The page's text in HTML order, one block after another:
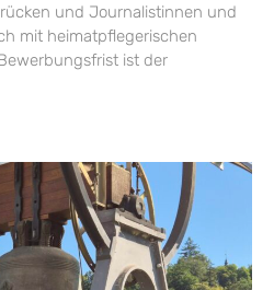
und Journalistinnen und
mit heimatpflegerischen
ist der